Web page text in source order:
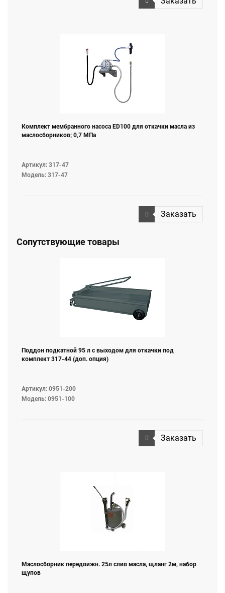
Комплект мембранного насоса ЕD100 для откачки масла из
маслосборников; 0,7 МПа
Артикул: 317-47
Модель: 317-47
Заказать
Сопутствующие товары
Поддон подкатной 95 л с выходом для откачки под
комплект 317-44 (доп. опция)
Артикул: 0951-200
Модель: 0951-100
Заказать
Маслосборник передвижн. 25л слив масла, щланг 2м, набор
щупов